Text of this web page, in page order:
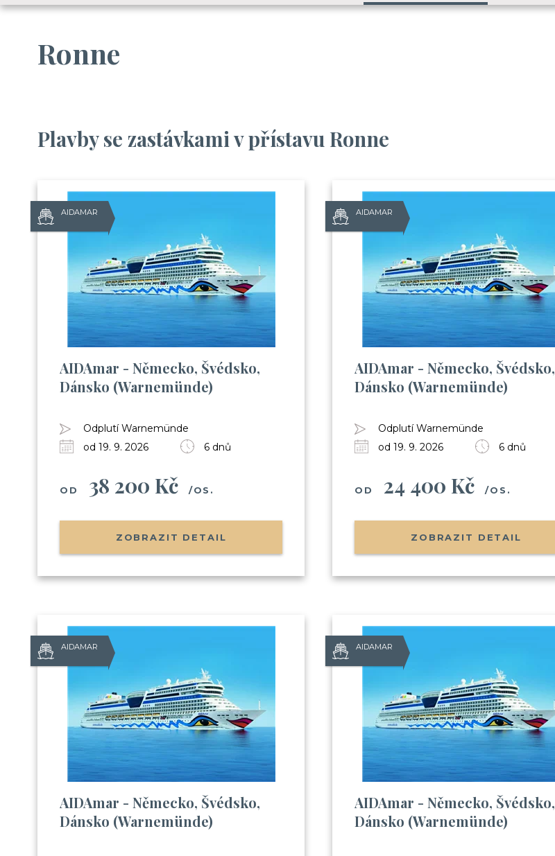
Ronne
Plavby se zastávkami v přístavu Ronne
AIDAMAR
AIDAmar - Německo, Švédsko,
Dánsko (Warnemünde)
Odplutí Warnemünde
od 19. 9. 2026
6 dnů
OD 38 200 Kč /OS.
ZOBRAZIT DETAIL
AIDAMAR
AIDAmar - Německo, Švédsko,
Dánsko (Warnemünde)
Odplutí Warnemünde
od 19. 9. 2026
6 dnů
OD 24 400 Kč /OS.
ZOBRAZIT DETAIL
AIDAMAR
AIDAmar - Německo, Švédsko,
Dánsko (Warnemünde)
AIDAMAR
AIDAmar - Německo, Švédsko,
Dánsko (Warnemünde)